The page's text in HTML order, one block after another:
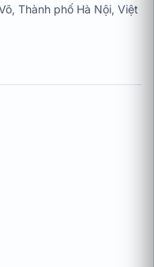
Thành phố Hà Nội, Việt